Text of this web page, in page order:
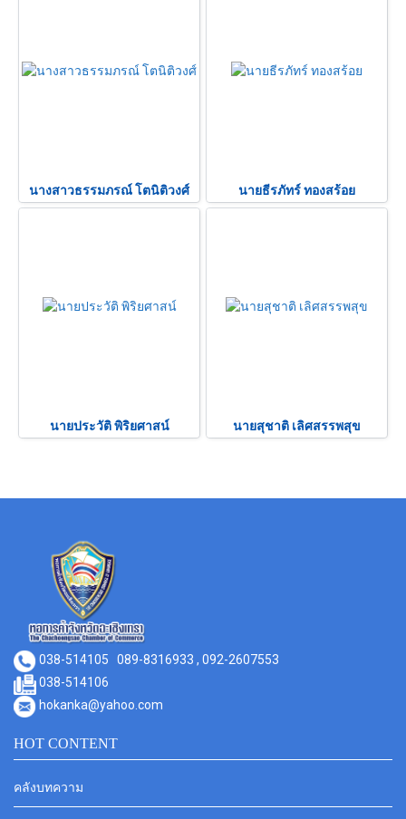
นางสาวธรรมภรณ์ โตนิติวงศ์ นายธีรภัทร์ ทองสร้อย
นายประวัติ พิริยศาสน์ นายสุชาติ เลิศสรรพสุข
038-514105 089-8316933 , 092-2607553
038-514106
hokanka@yahoo.com
HOT CONTENT
คลังบทความ